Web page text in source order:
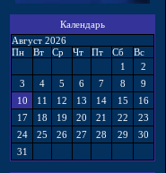
Календарь
Август 2026
Пн
Вт Ср Чт Пт Сб
Вс
1
2
3
4 5 6 7 8
9
10
11 12 13 14 15
16
17
18 19 20 21 22
23
24
25 26 27 28 29
30
31